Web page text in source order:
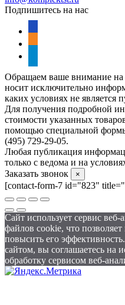
Подпишитесь на нас
Обращаем ваше внимание на
носит исключительно
каких условиях не является
Для получения подробной
стоимости указанных
помощью специальной
(495) 729-29-05.
Любая публикация
только с ведома и на
Заказать звонок
×
[contact-form-7 id="823"
Сайт использует сервис
файлов cookie, что
повысить его
сайтом, вы соглашаетесь на
обработку сервисом веб-